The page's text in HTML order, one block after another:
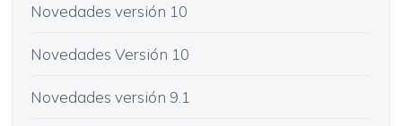
Novedades versión 10
Novedades Versión 10
Novedades versión 9.1